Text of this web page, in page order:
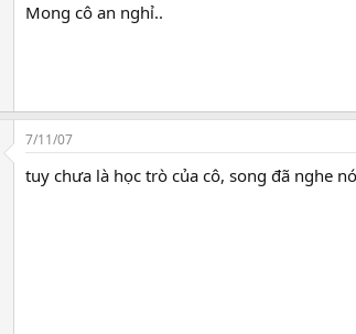
Mong cô an nghỉ..
7/11/07
tuy chưa là học trò của cô, song đã nghe